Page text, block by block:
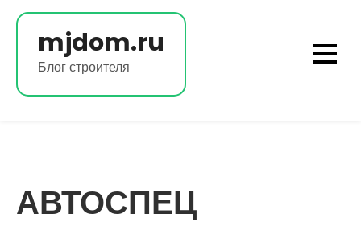
Перейти
содержимомуmjdom.ru
Блог строителя
АВТОСПЕЦ